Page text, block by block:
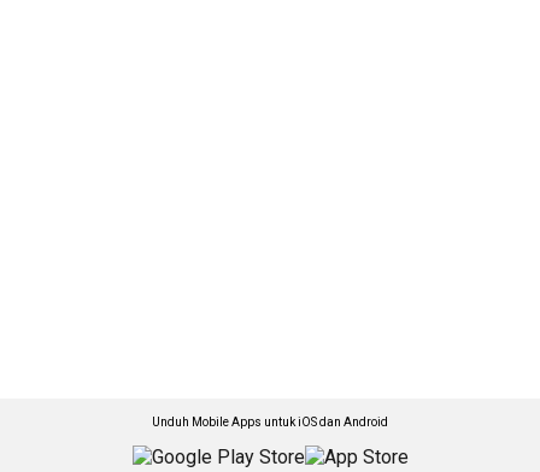
Unduh Mobile Apps untuk iOS dan Android